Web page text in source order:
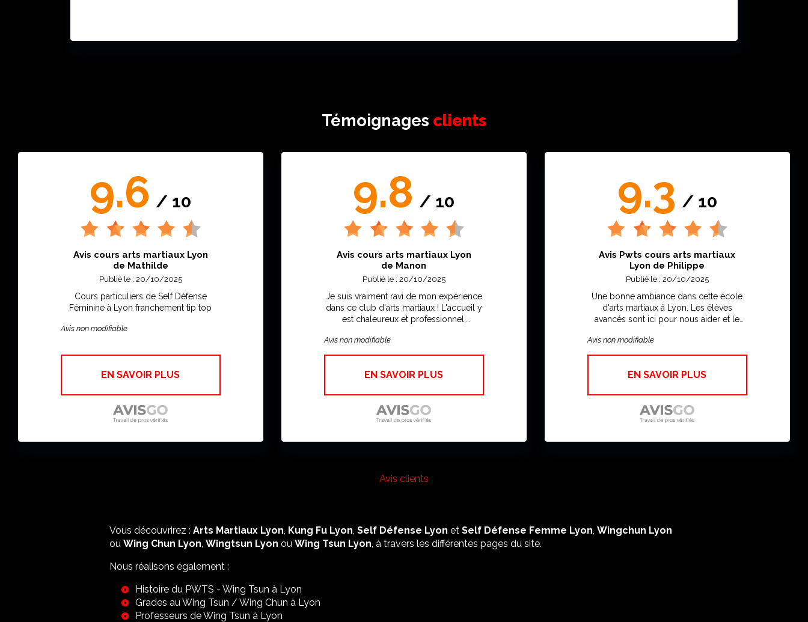
Témoignages clients
9.6 / 10
Avis cours arts martiaux Lyon
de Mathilde
Publié le : 20/10/2025
Cours particuliers de Self Défense
Féminine à Lyon franchement tip top
Avis non modifiable
EN SAVOIR PLUS
9.8 / 10
Avis cours arts martiaux Lyon
de Manon
Publié le : 20/10/2025
Je suis vraiment ravi de mon expérience
dans ce club d'arts martiaux ! L'accueil y
est chaleureux et professionnel,
conviviale. Les instructeurs sont
extrêmement compétents, toujours à
chaque pratiquant. Les cours sont bien
Que vous soyez débutant ou pratiquant
confirmé, ce club offre une progression
vivement ce lieu pour tous ceux qui
respectueux et dynamique !
Avis non modifiable
EN SAVOIR PLUS
9.3 / 10
Avis Pwts cours arts martiaux
Lyon de Philippe
Publié le : 20/10/2025
Une bonne ambiance dans cette école
d'arts martiaux à Lyon. Les élèves
avancés sont ici pour nous aider et le
ici. Une bonne école de Kung Fu Lyon
Avis non modifiable
EN SAVOIR PLUS
Avis clients
Vous découvrirez : Arts Martiaux Lyon Kung Fu Lyon Self Défense Lyon et Self Défense Femme Lyon Wingchun Lyon
ou Wing Chun Lyon Wingtsun Lyon ou Wing Tsun Lyon , à travers les différentes pages du site.
Nous réalisons également :
Histoire du PWTS - Wing Tsun à Lyon
Grades au Wing Tsun / Wing Chun à Lyon
Professeurs de Wing Tsun à Lyon